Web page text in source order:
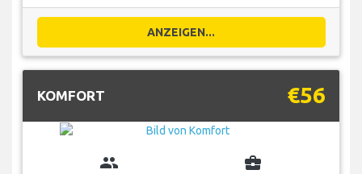
ANZEIGEN...
KOMFORT €56
group business_center